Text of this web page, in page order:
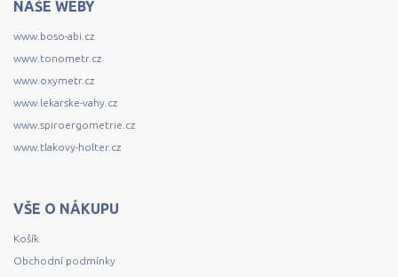
NAŠE WEBY
www.boso-abi.cz
www.tonometr.cz
www.oxymetr.cz
www.lekarske-vahy.cz
www.spiroergometrie.cz
www.tlakovy-holter.cz
VŠE O NÁKUPU
Košík
Obchodní podmínky